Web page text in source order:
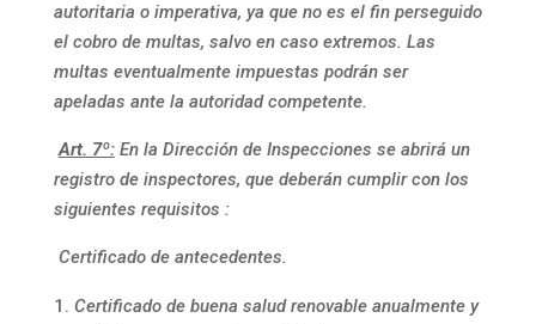
autoritaria o imperativa, ya que no es el fin perseguido
el cobro de multas, salvo en caso extremos. Las
multas eventualmente impuestas podrán ser
apeladas ante la autoridad competente.
Art. 7º:En la Dirección de Inspecciones se abrirá un
registro de inspectores, que deberán cumplir con los
siguientes requisitos :
Certificado de antecedentes.
Certificado de buena salud renovable anualmente y